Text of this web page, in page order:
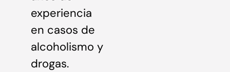
experiencia
en casos de
alcoholismo y
drogas.